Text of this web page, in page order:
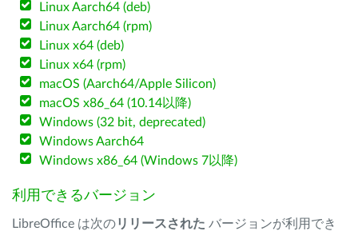
Linux Aarch64 (deb)
Linux Aarch64 (rpm)
Linux x64 (deb)
Linux x64 (rpm)
macOS (Aarch64/Apple Silicon)
macOS x86_64 (10.14以降)
Windows (32 bit, deprecated)
Windows Aarch64
Windows x86_64 (Windows 7以降)
利用できるバージョン
LibreOffice は次のリリースされた バージョンが利用でき